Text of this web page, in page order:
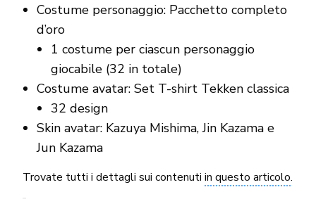
Costume personaggio: Pacchetto completo
d’oro
1 costume per ciascun personaggio
giocabile (32 in totale)
Costume avatar: Set T-shirt Tekken classica
32 design
Skin avatar: Kazuya Mishima, Jin Kazama e
Jun Kazama
Trovate tutti i dettagli sui contenutiin questo articolo.